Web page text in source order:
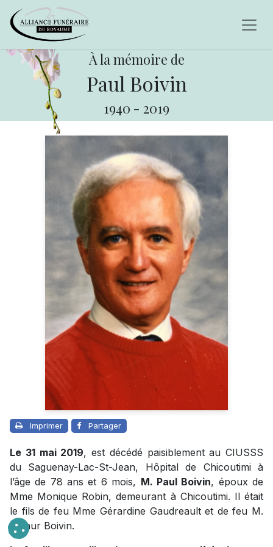
À la mémoire de
Paul Boivin
1940 - 2019
Imprimer Partager
Le 31 mai 2019, est décédé paisiblement au CIUSSS
du Saguenay-Lac-St-Jean, Hôpital de Chicoutimi à
l’âge de 78 ans et 6 mois, M. Paul Boivin, époux de
Mme Monique Robin, demeurant à Chicoutimi. Il était
le fils de feu Mme Gérardine Gaudreault et de feu M.
Arthur Boivin.